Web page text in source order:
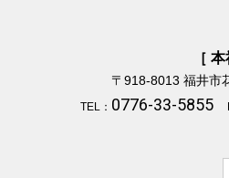
［ 本
〒918-8013 福井市
TEL： 0776-33-5855